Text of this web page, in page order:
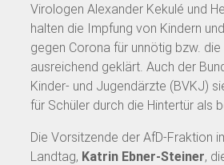
Virologen Alexander Kekulé und
halten die Impfung von Kindern
gegen Corona für unnötig bzw. die
ausreichend geklärt. Auch der
Kinder- und Jugendärzte (BVKJ)
für Schüler durch die Hintertür als
Die Vorsitzende der AfD-Fraktion
Landtag, Katrin Ebner-Steiner,